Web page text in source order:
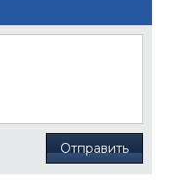
Отправить